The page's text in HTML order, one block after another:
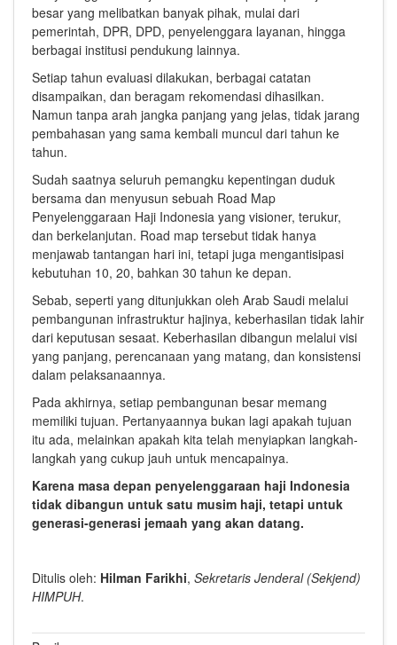
besar yang melibatkan banyak pihak, mulai dari
pemerintah, DPR, DPD, penyelenggara layanan, hingga
berbagai institusi pendukung lainnya.
Setiap tahun evaluasi dilakukan, berbagai catatan
disampaikan, dan beragam rekomendasi dihasilkan.
Namun tanpa arah jangka panjang yang jelas, tidak jarang
pembahasan yang sama kembali muncul dari tahun ke
tahun.
Sudah saatnya seluruh pemangku kepentingan duduk
bersama dan menyusun sebuah Road Map
Penyelenggaraan Haji Indonesia yang visioner, terukur,
dan berkelanjutan. Road map tersebut tidak hanya
menjawab tantangan hari ini, tetapi juga mengantisipasi
kebutuhan 10, 20, bahkan 30 tahun ke depan.
Sebab, seperti yang ditunjukkan oleh Arab Saudi melalui
pembangunan infrastruktur hajinya, keberhasilan tidak lahir
dari keputusan sesaat. Keberhasilan dibangun melalui visi
yang panjang, perencanaan yang matang, dan konsistensi
dalam pelaksanaannya.
Pada akhirnya, setiap pembangunan besar memang
memiliki tujuan. Pertanyaannya bukan lagi apakah tujuan
itu ada, melainkan apakah kita telah menyiapkan langkah-
langkah yang cukup jauh untuk mencapainya.
Karena masa depan penyelenggaraan haji Indonesia
tidak dibangun untuk satu musim haji, tetapi untuk
generasi-generasi jemaah yang akan datang.
Ditulis oleh: Hilman Farikhi, Sekretaris Jenderal (Sekjend)
HIMPUH.